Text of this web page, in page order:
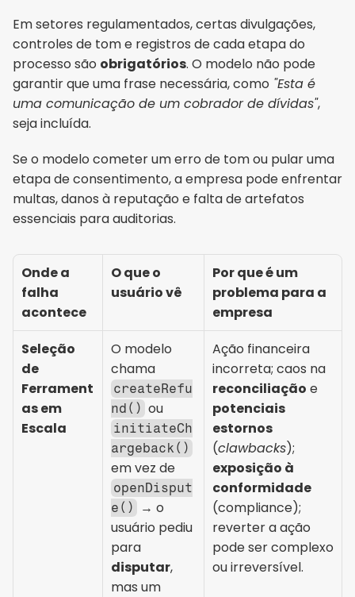
Em setores regulamentados, certas divulgações,
controles de tom e registros de cada etapa do
processo são obrigatórios. O modelo não pode
garantir que uma frase necessária, como "Esta é
uma comunicação de um cobrador de dívidas",
seja incluída.
Se o modelo cometer um erro de tom ou pular uma
etapa de consentimento, a empresa pode enfrentar
multas, danos à reputação e falta de artefatos
essenciais para auditorias.
Onde a
falha
acontece
O que o
usuário vê
Por que é um
problema para a
empresa
Seleção
de
Ferrament
as em
Escala
O modelo
createRefu
nd()
initiateCh
argeback()
openDisput
e()
→ o
usuário pediu
disputar,
mas um
Ação financeira
reconciliação
potenciais
estornos
(clawbacks
exposição à
conformidade
(compliance);
reverter a ação
pode ser complexo
ou irreversível.